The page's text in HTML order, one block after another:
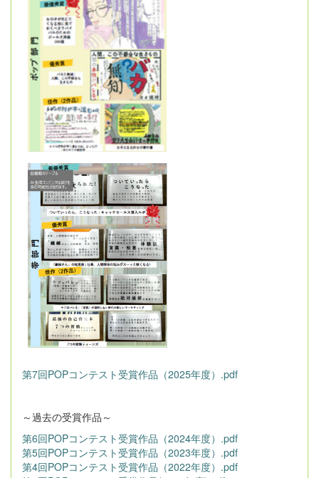
第7回POPコンテスト受賞作品（2025年度）.pdf
～過去の受賞作品～
第6回POPコンテスト受賞作品（2024年度）.pdf
第5回POPコンテスト受賞作品（2023年度）.pdf
第4回POPコンテスト受賞作品（2022年度）.pdf